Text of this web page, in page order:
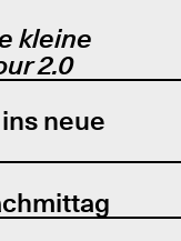
kleine
2.0
neue